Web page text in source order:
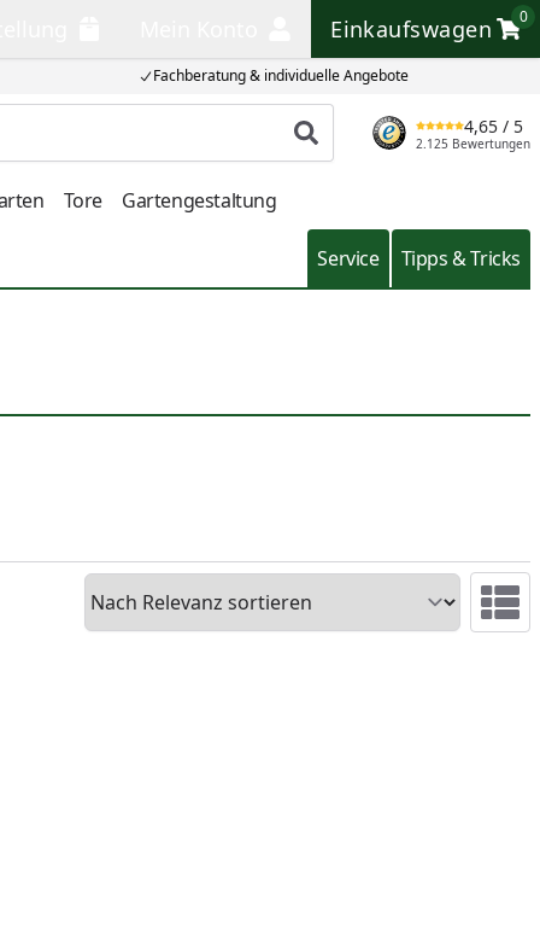
Fachberatung & individuelle Angebote
Einkaufswagen
0
Einkaufswagen
Produkt suchen
4,65 / 5
2.125 Bewertungen
Tore Gartengestaltung
Service Tipps & Tricks
Sortieren